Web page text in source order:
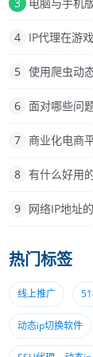
4 IP代理在游
5 使用爬虫动
6 面对哪些问
7 商业化电商
8 有什么好用
9 网络IP地址
热门标签
线上推广
动态ip切换软件